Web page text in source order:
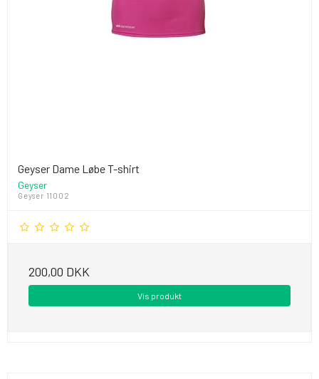
Geyser Dame Løbe T-shirt
Geyser
Geyser 11002
200,00 DKK
Vis produkt